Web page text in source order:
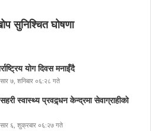
सुनिश्चित घोषणा
योग दिवस मनाइँदै
७, शनिबार ०६:२८ गते
स्वास्थ्य प्रवद्र्धन केन्द्रमा सेवाग्राहीको
६, शुक्रबार ०६:२७ गते